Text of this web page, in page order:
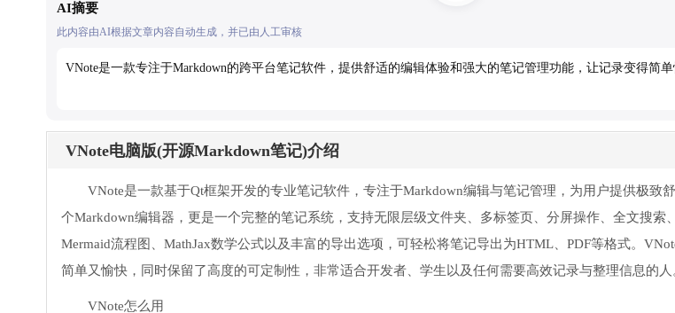
AI摘要
此内容由AI根据文章内容自动生成，并已由人工审核
VNote是一款专注于Markdown的跨平台笔记软件，提供舒适的编辑体验和强大的笔记管理功能，让记录变得简单
VNote电脑版(开源Markdown笔记)介绍
VNote是一款基于Qt框架开发的专业笔记软件，专注于Markdown编辑与笔记管理，为用户提供极致
个Markdown编辑器，更是一个完整的笔记系统，支持无限层级文件夹、多标签页、分屏操作、全文搜索
Mermaid流程图、MathJax数学公式以及丰富的导出选项，可轻松将笔记导出为HTML、PDF等格式。
简单又愉快，同时保留了高度的可定制性，非常适合开发者、学生以及任何需要高效记录与整理信息的人
VNote怎么用